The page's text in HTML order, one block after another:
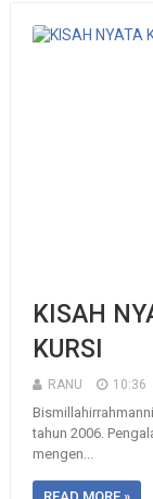
KISAH
KURSI
RANU 10:36
tahun 2006.
mengen...